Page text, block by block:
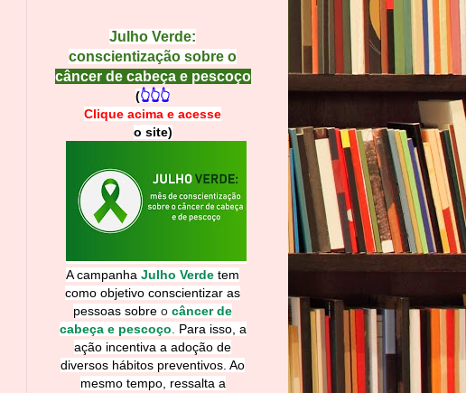
Julho Verde:
conscientização sobre o
câncer de cabeça e pescoço
(👆👆👆
Clique acima e acesse
o site)
A campanha Julho Verde tem
como objetivo conscientizar as
pessoas sobre o câncer de
cabeça e pescoço
Para isso, a
ação incentiva a adoção de
diversos hábitos preventivos. Ao
mesmo tempo, ressalta a